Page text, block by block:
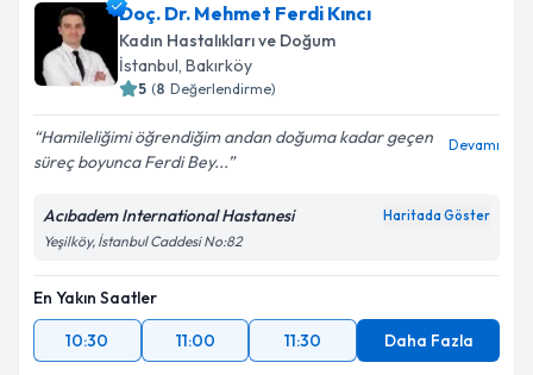
Doç. Dr. Mehmet Ferdi Kıncı
Kadın Hastalıkları ve Doğum
İstanbul, Bakırköy
5 (8 Değerlendirme)
Hamileliğimi öğrendiğim andan doğuma kadar geçen
süreç boyunca Ferdi Bey...
Devamı
Acıbadem International Hastanesi Haritada Göster
Yeşilköy, İstanbul Caddesi No:82
En Yakın Saatler
10:30
11:00 11:30 Daha Fazla